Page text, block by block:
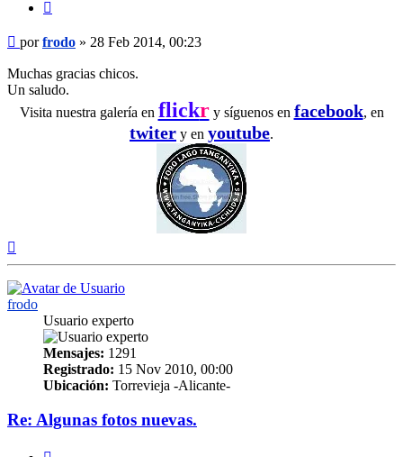
Mensaje
porfrodo » 28 Feb 2014, 00:23
Muchas gracias chicos.
Un saludo.
Visita nuestra galería en flickry síguenos en facebook, en
twiter y en youtube.
frodo
Usuario experto
Mensajes: 1291
Registrado: 15 Nov 2010, 00:00
Ubicación: Torrevieja -Alicante-
Re: Algunas fotos nuevas.